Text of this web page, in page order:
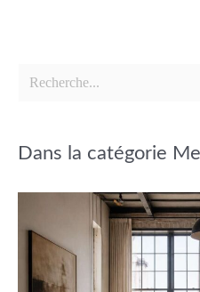
Dans la catégorie